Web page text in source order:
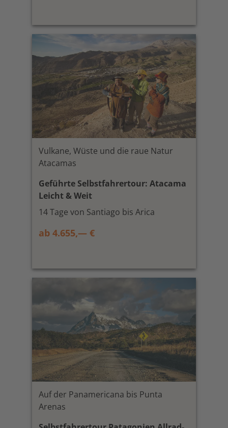
Vulkane, Wüste und die raue Natur
Atacamas
Geführte Selbstfahrertour: Atacama
Leicht & Weit
14 Tage von Santiago bis Arica
ab 4.655,— €
Auf der Panamericana bis Punta
Arenas